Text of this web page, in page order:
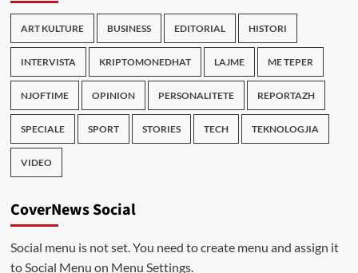
ART KULTURE BUSINESS EDITORIAL HISTORI
INTERVISTA KRIPTOMONEDHAT LAJME ME TEPER
NJOFTIME OPINION PERSONALITETE REPORTAZH
SPECIALE SPORT STORIES TECH TEKNOLOGJIA
VIDEO
CoverNews Social
Social menu is not set. You need to create menu and assign it
to Social Menu on Menu Settings.